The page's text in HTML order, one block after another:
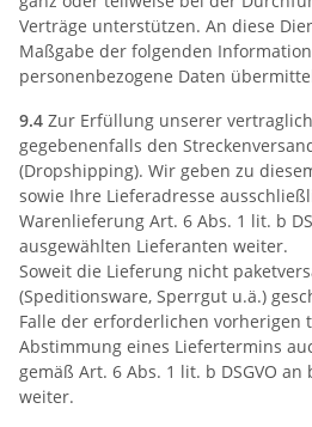
Verträge unterstützen. An diese
Maßgabe der folgenden
personenbezogene Daten
9.4 Zur Erfüllung unserer
gegebenenfalls den
(Dropshipping). Wir geben zu
sowie Ihre Lieferadresse
Warenlieferung Art. 6 Abs. 1 lit. b
ausgewählten Lieferanten weiter.
Soweit die Lieferung nicht
(Speditionsware, Sperrgut u.ä.)
Falle der erforderlichen vorherigen
Abstimmung eines Liefertermins
gemäß Art. 6 Abs. 1 lit. b DSGVO
weiter.